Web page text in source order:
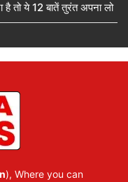
ये 12 बातें तुरंत अपना लो
), Where you can